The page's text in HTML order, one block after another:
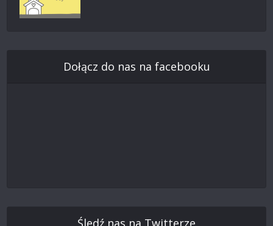
Dołącz do nas na facebooku
Śledź nas na Twitterze